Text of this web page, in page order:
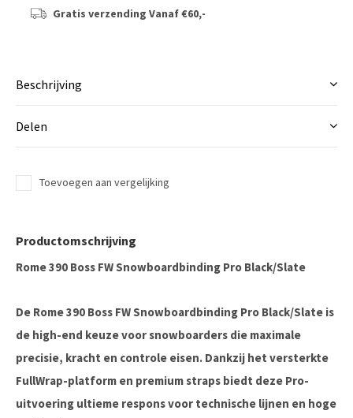
Gratis verzending Vanaf €60,-
Beschrijving
Delen
Toevoegen aan vergelijking
Productomschrijving
Rome 390 Boss FW Snowboardbinding Pro Black/Slate
De Rome 390 Boss FW Snowboardbinding Pro Black/Slate is
de high-end keuze voor snowboarders die maximale
precisie, kracht en controle eisen. Dankzij het versterkte
FullWrap-platform en premium straps biedt deze Pro-
uitvoering ultieme respons voor technische lijnen en hoge